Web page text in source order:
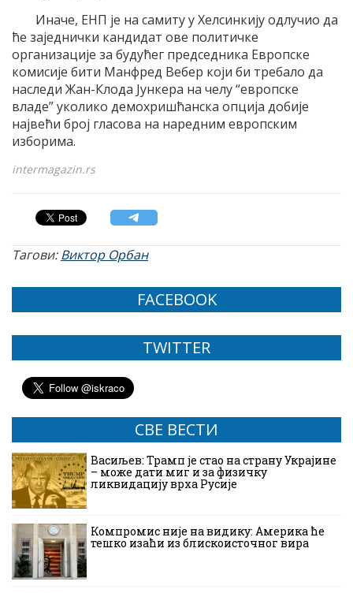
Иначе, ЕНП је на самиту у Хелсинкију одлучио да
ће заједнички кандидат ове политичке
организације за будућег председника Европске
комисије бити Манфред Вебер који би требало да
наследи Жан-Клода Јункера на челу “европске
владе” уколико демохришћанска опција добије
највећи број гласова на наредним европским
изборима.
intermagazin.rs
Тагови:Виктор Орбан
FACEBOOK
TWITTER
СВЕ ВЕСТИ
Васиљев: Трамп је стао на страну Украјине
– може дати миг и за физичку
ликвидацију врха Русије
Компромис није на видику: Америка ће
тешко изаћи из блискоисточног вира